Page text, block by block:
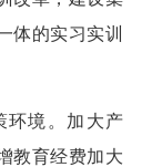
体的实习实训
环境。加大产
教育经费加大